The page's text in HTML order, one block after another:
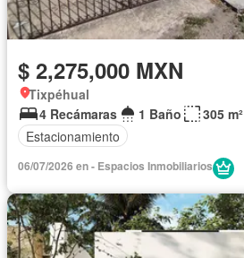
$ 2,275,000 MXN
Tixpéhual
4 Recámaras
1 Baño
305 m²
Estacionamiento
06/07/2026 en - Espacios Inmobiliarios